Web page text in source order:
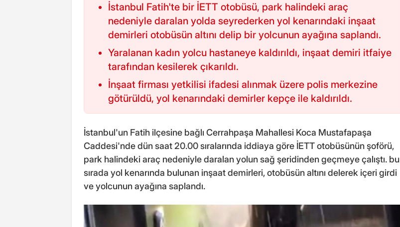
İstanbul Fatih'te bir İETT otobüsü, park halindeki araç
nedeniyle daralan yolda seyrederken yol kenarındaki inşaat
demirleri otobüsün altını delip bir yolcunun ayağına saplandı.
Yaralanan kadın yolcu hastaneye kaldırıldı, inşaat demiri itfaiye
tarafından kesilerek çıkarıldı.
İnşaat firması yetkilisi ifadesi alınmak üzere polis merkezine
götürüldü, yol kenarındaki demirler kepçe ile kaldırıldı.
İstanbul'un Fatih ilçesine bağlı Cerrahpaşa Mahallesi Koca Mustafapaşa
Caddesi'nde dün saat 20.00 sıralarında iddiaya göre İETT otobüsünün şoförü,
park halindeki araç nedeniyle daralan yolun sağ şeridinden geçmeye çalıştı. bu
sırada yol kenarında bulunan inşaat demirleri, otobüsün altını delerek içeri girdi
ve yolcunun ayağına saplandı.